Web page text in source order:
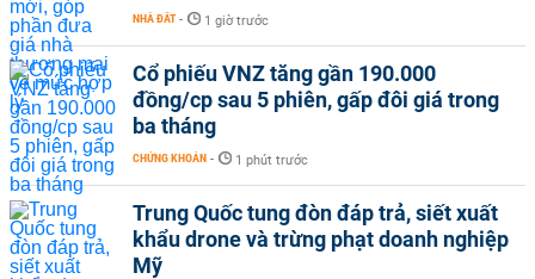
NHÀ ĐẤT - 1 giờ trước
Cổ phiếu VNZ tăng gần 190.000
đồng/cp sau 5 phiên, gấp đôi giá trong
ba tháng
CHỨNG KHOÁN - 1 phút trước
Trung Quốc tung đòn đáp trả, siết xuất
khẩu drone và trừng phạt doanh nghiệp
Mỹ